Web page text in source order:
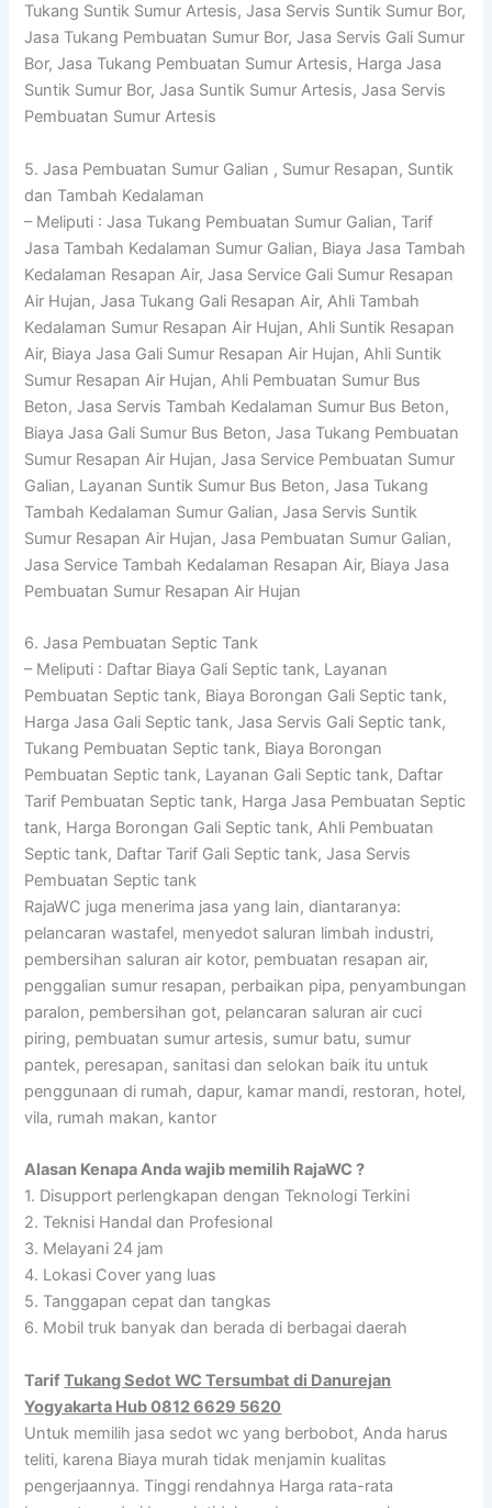
Tukang Suntik Sumur Artesis, Jasa Servis Suntik Sumur Bor,
Jasa Tukang Pembuatan Sumur Bor, Jasa Servis Gali Sumur
Bor, Jasa Tukang Pembuatan Sumur Artesis, Harga Jasa
Suntik Sumur Bor, Jasa Suntik Sumur Artesis, Jasa Servis
Pembuatan Sumur Artesis
5. Jasa Pembuatan Sumur Galian , Sumur Resapan, Suntik
dan Tambah Kedalaman
– Meliputi : Jasa Tukang Pembuatan Sumur Galian, Tarif
Jasa Tambah Kedalaman Sumur Galian, Biaya Jasa Tambah
Kedalaman Resapan Air, Jasa Service Gali Sumur Resapan
Air Hujan, Jasa Tukang Gali Resapan Air, Ahli Tambah
Kedalaman Sumur Resapan Air Hujan, Ahli Suntik Resapan
Air, Biaya Jasa Gali Sumur Resapan Air Hujan, Ahli Suntik
Sumur Resapan Air Hujan, Ahli Pembuatan Sumur Bus
Beton, Jasa Servis Tambah Kedalaman Sumur Bus Beton,
Biaya Jasa Gali Sumur Bus Beton, Jasa Tukang Pembuatan
Sumur Resapan Air Hujan, Jasa Service Pembuatan Sumur
Galian, Layanan Suntik Sumur Bus Beton, Jasa Tukang
Tambah Kedalaman Sumur Galian, Jasa Servis Suntik
Sumur Resapan Air Hujan, Jasa Pembuatan Sumur Galian,
Jasa Service Tambah Kedalaman Resapan Air, Biaya Jasa
Pembuatan Sumur Resapan Air Hujan
6. Jasa Pembuatan Septic Tank
– Meliputi : Daftar Biaya Gali Septic tank, Layanan
Pembuatan Septic tank, Biaya Borongan Gali Septic tank,
Harga Jasa Gali Septic tank, Jasa Servis Gali Septic tank,
Tukang Pembuatan Septic tank, Biaya Borongan
Pembuatan Septic tank, Layanan Gali Septic tank, Daftar
Tarif Pembuatan Septic tank, Harga Jasa Pembuatan Septic
tank, Harga Borongan Gali Septic tank, Ahli Pembuatan
Septic tank, Daftar Tarif Gali Septic tank, Jasa Servis
Pembuatan Septic tank
RajaWC juga menerima jasa yang lain, diantaranya:
pelancaran wastafel, menyedot saluran limbah industri,
pembersihan saluran air kotor, pembuatan resapan air,
penggalian sumur resapan, perbaikan pipa, penyambungan
paralon, pembersihan got, pelancaran saluran air cuci
piring, pembuatan sumur artesis, sumur batu, sumur
pantek, peresapan, sanitasi dan selokan baik itu untuk
penggunaan di rumah, dapur, kamar mandi, restoran, hotel,
vila, rumah makan, kantor
Alasan Kenapa Anda wajib memilih RajaWC ?
1. Disupport perlengkapan dengan Teknologi Terkini
2. Teknisi Handal dan Profesional
3. Melayani 24 jam
4. Lokasi Cover yang luas
5. Tanggapan cepat dan tangkas
6. Mobil truk banyak dan berada di berbagai daerah
TarifTukang Sedot WC Tersumbat di Danurejan
Yogyakarta Hub 0812 6629 5620
Untuk memilih jasa sedot wc yang berbobot, Anda harus
teliti, karena Biaya murah tidak menjamin kualitas
pengerjaannya. Tinggi rendahnya Harga rata-rata